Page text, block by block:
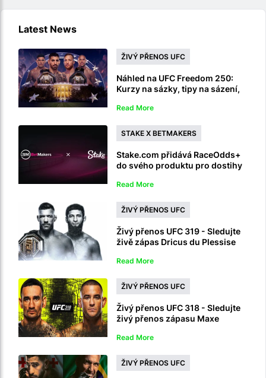
Latest News
ŽIVÝ PŘENOS UFC
Náhled na UFC Freedom 250:
Kurzy na sázky, tipy na sázení,
Read More
STAKE X BETMAKERS
Stake.com přidává RaceOdds+
do svého produktu pro dostihy
Read More
ŽIVÝ PŘENOS UFC
Živý přenos UFC 319 - Sledujte
živě zápas Dricus du Plessise
Read More
ŽIVÝ PŘENOS UFC
Živý přenos UFC 318 - Sledujte
živý přenos zápasu Maxe
Read More
ŽIVÝ PŘENOS UFC